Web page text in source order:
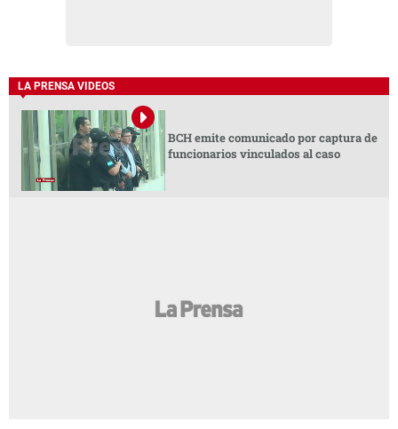
LA PRENSA VIDEOS
BCH emite comunicado por captura de
funcionarios vinculados al caso